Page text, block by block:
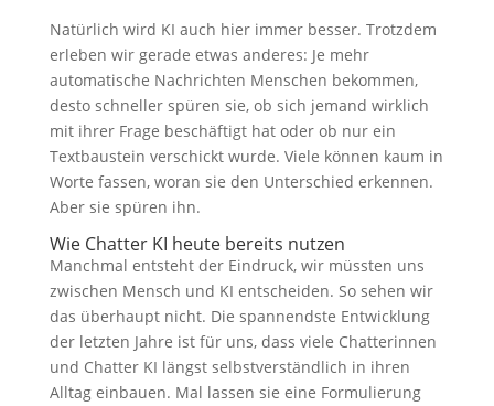
Natürlich wird KI auch hier immer besser. Trotzdem
erleben wir gerade etwas anderes: Je mehr
automatische Nachrichten Menschen bekommen,
desto schneller spüren sie, ob sich jemand wirklich
mit ihrer Frage beschäftigt hat oder ob nur ein
Textbaustein verschickt wurde. Viele können kaum in
Worte fassen, woran sie den Unterschied erkennen.
Aber sie spüren ihn.
Wie Chatter KI heute bereits nutzen
Manchmal entsteht der Eindruck, wir müssten uns
zwischen Mensch und KI entscheiden. So sehen wir
das überhaupt nicht. Die spannendste Entwicklung
der letzten Jahre ist für uns, dass viele Chatterinnen
und Chatter KI längst selbstverständlich in ihren
Alltag einbauen. Mal lassen sie eine Formulierung